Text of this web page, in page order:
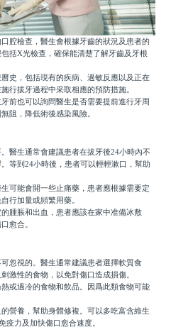
檢查，醫生會根據牙齒的狀況及患者的
括X光檢查，確保能清楚了解牙齒及牙根
，包括現有的疾病、過敏反應以及正在
行拔牙過程中采取相應的預防措施。
也可以詢問醫生是否需要提前進行牙周
阻，降低術後感染風險。
生通常會建議患者在拔牙後24小時內不
等到24小時後，患者可以輕輕漱口，幫助
能會開一些止痛藥，患者應根據需要定
行加量或頻繁用藥。
脹和出血，患者應該在家中准備冰敷
愈合。
視的。醫生通常建議患者選擇軟質食
激性的食物，以免對傷口造成損傷。
過冷的食物和飲品。因爲此類食物可能
養，幫助身體修複。可以多吃富含維生
疫力及加快傷口愈合速度。